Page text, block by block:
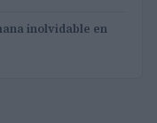
inolvidable en